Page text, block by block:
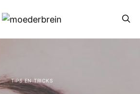
TIPS EN TRICKS